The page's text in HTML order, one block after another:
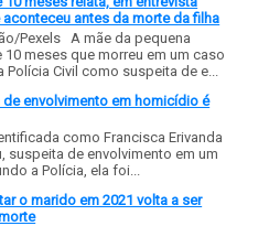
antes da morte da filha
Pexels A mãe da pequena
10 meses que morreu em um caso
Civil como suspeita de e...
de envolvimento em homicídio é
como Francisca Erivanda
suspeita de envolvimento em um
a Polícia, ela foi...
o marido em 2021 volta a ser